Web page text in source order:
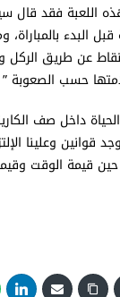
اللعبة فقد قال
قبل البدء
عن طريق
حسب الصعوبة ”
داخل صف
قوانين وعلينا
قيمة الوقت